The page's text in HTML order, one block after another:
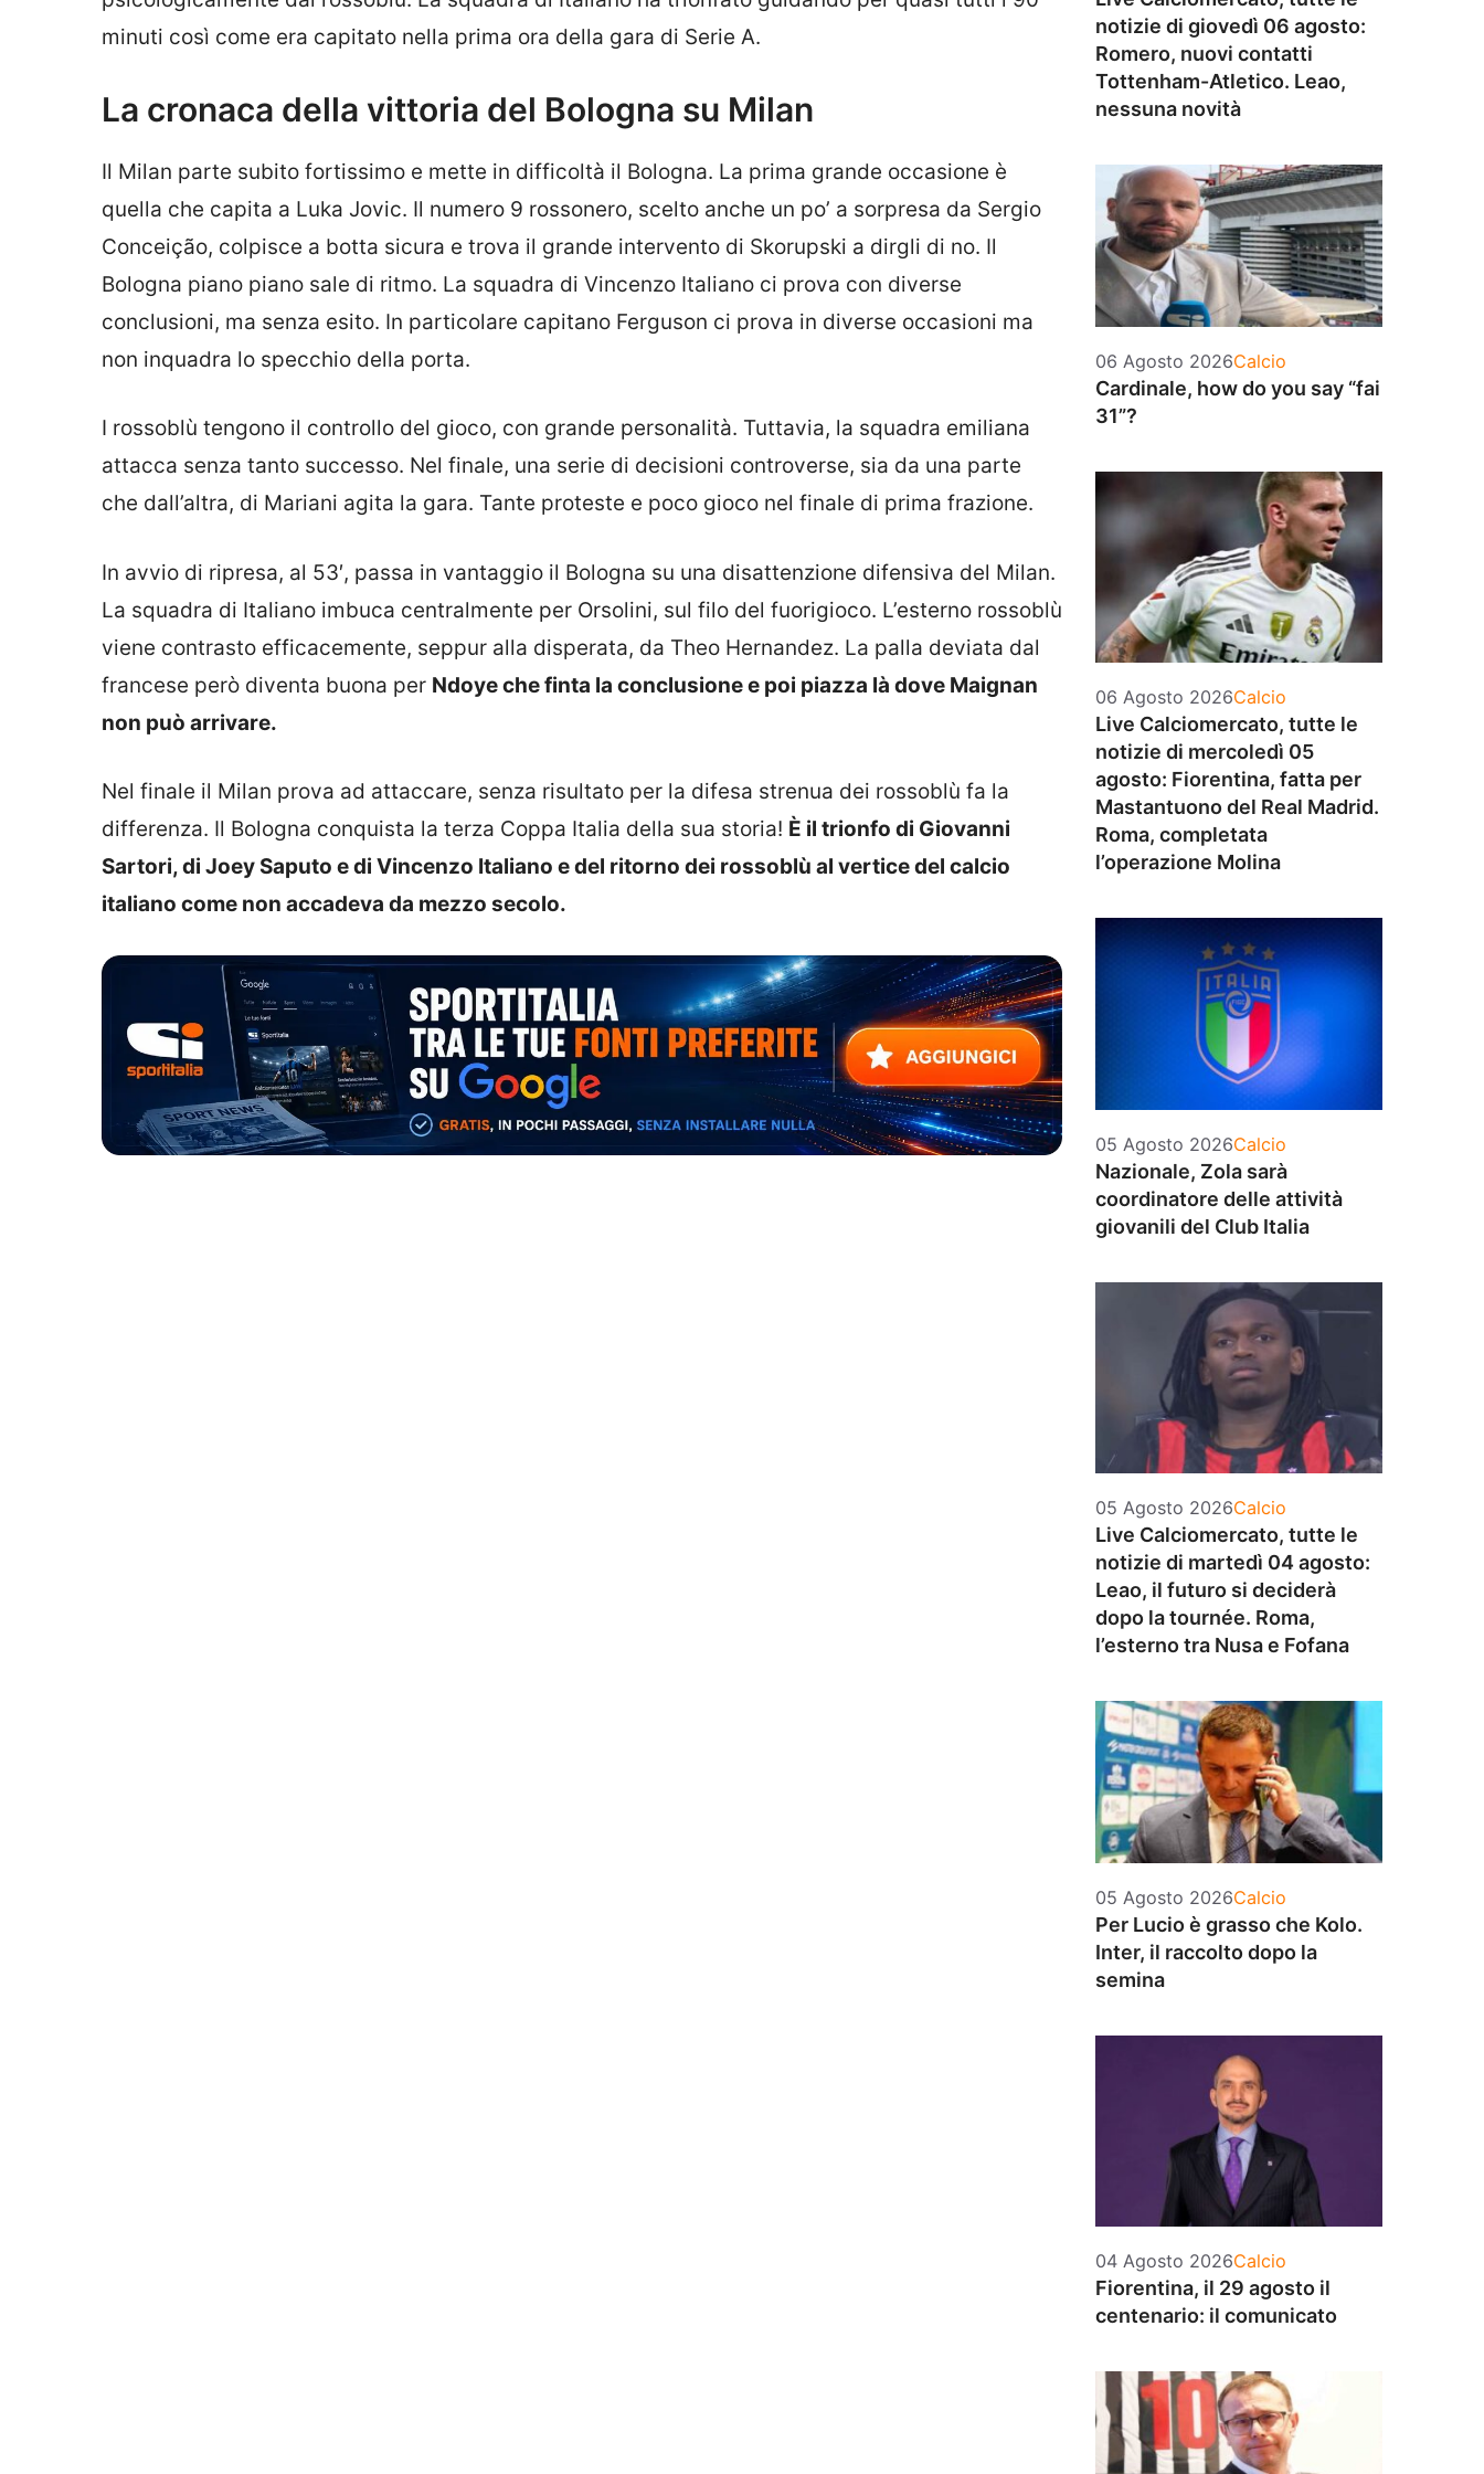
minuti così come era capitato nella prima ora della gara di Serie A.
La cronaca della vittoria del Bologna su Milan
Il Milan parte subito fortissimo e mette in difficoltà il Bologna. La prima grande occasione è
quella che capita a Luka Jovic. Il numero 9 rossonero, scelto anche un po’ a sorpresa da Sergio
Conceição, colpisce a botta sicura e trova il grande intervento di Skorupski a dirgli di no. Il
Bologna piano piano sale di ritmo. La squadra di Vincenzo Italiano ci prova con diverse
conclusioni, ma senza esito. In particolare capitano Ferguson ci prova in diverse occasioni ma
non inquadra lo specchio della porta.
I rossoblù tengono il controllo del gioco, con grande personalità. Tuttavia, la squadra emiliana
attacca senza tanto successo. Nel finale, una serie di decisioni controverse, sia da una parte
che dall’altra, di Mariani agita la gara. Tante proteste e poco gioco nel finale di prima frazione.
In avvio di ripresa, al 53′, passa in vantaggio il Bologna su una disattenzione difensiva del Milan.
La squadra di Italiano imbuca centralmente per Orsolini, sul filo del fuorigioco. L’esterno rossoblù
viene contrasto efficacemente, seppur alla disperata, da Theo Hernandez. La palla deviata dal
francese però diventa buona per Ndoye che finta la conclusione e poi piazza là dove Maignan
non può arrivare.
Nel finale il Milan prova ad attaccare, senza risultato per la difesa strenua dei rossoblù fa la
differenza. Il Bologna conquista la terza Coppa Italia della sua storia! È il trionfo di Giovanni
Sartori, di Joey Saputo e di Vincenzo Italiano e del ritorno dei rossoblù al vertice del calcio
italiano come non accadeva da mezzo secolo.
notizie di giovedì 06 agosto:
Romero, nuovi contatti
Tottenham-Atletico. Leao,
nessuna novità
06 Agosto 2026Categorie
Calcio
Cardinale, how do you say “fai
31”?
06 Agosto 2026Categorie
Calcio
Live Calciomercato, tutte le
notizie di mercoledì 05
agosto: Fiorentina, fatta per
Mastantuono del Real Madrid.
Roma, completata
l’operazione Molina
05 Agosto 2026Categorie
Calcio
Nazionale, Zola sarà
coordinatore delle attività
giovanili del Club Italia
05 Agosto 2026Categorie
Calcio
Live Calciomercato, tutte le
notizie di martedì 04 agosto:
Leao, il futuro si deciderà
dopo la tournée. Roma,
l’esterno tra Nusa e Fofana
05 Agosto 2026Categorie
Calcio
Per Lucio è grasso che Kolo.
Inter, il raccolto dopo la
semina
04 Agosto 2026Categorie
Calcio
Fiorentina, il 29 agosto il
centenario: il comunicato